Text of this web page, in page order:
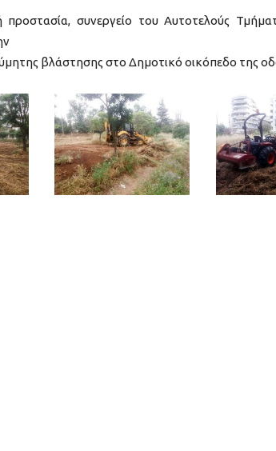
συνεργείο του Αυτοτελούς
βλάστησης στο Δημοτικό οικόπεδο της